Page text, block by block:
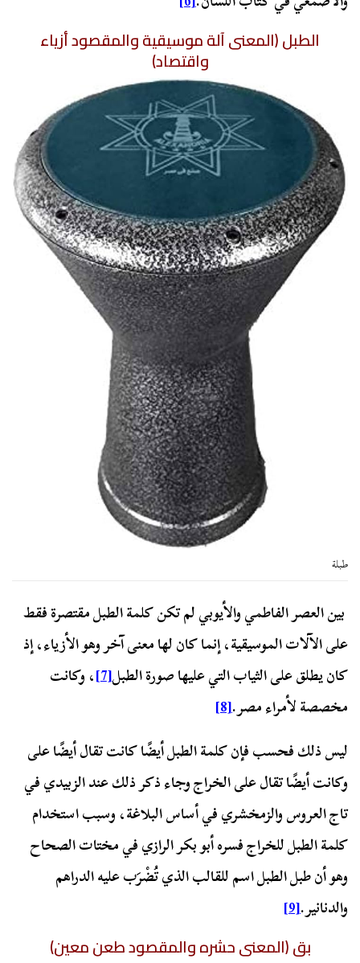
الطبل (المعنى آلة موسيقية والمقصود أزياء
واقتصاد)
طبلة
بين العصر الفاطمي والأيوبي لم تكن كلمة الطبل مقتصرة فقط
على الآلات الموسيقية، إنما كان لها معنى آخر وهو الأزياء، إذ
كان يطلق على الثياب التي عليها صورة الطبل[7] ، وكانت
مخصصة لأمراء مصر.[8]
ليس ذلك فحسب فإن كلمة الطبل أيضًا كانت تقال أيضًا على
وكانت أيضًا تقال على الخراج وجاء ذكر ذلك عند الزبيدي في
تاج العروس والزمخشري في أساس البلاغة، وسبب استخدام
كلمة الطبل للخراج فسره أبو بكر الرازي في مختات الصحاح
وهو أن طبل الطبل اسم للقالب الذي تُضْرَب عليه الدراهم
والدنانير.[9]
بق (المعنى حشره والمقصود طعن معين)